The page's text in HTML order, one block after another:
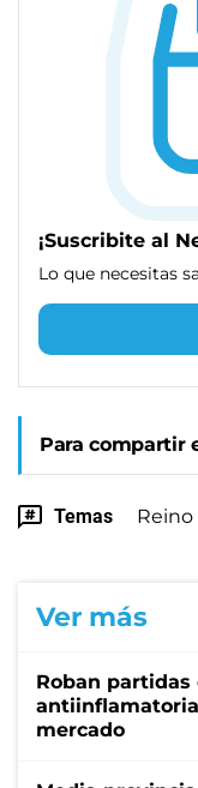
¡Suscribite al
Lo que necesitas
Para compartir
Temas
Ver más
Roban partidas
mercado